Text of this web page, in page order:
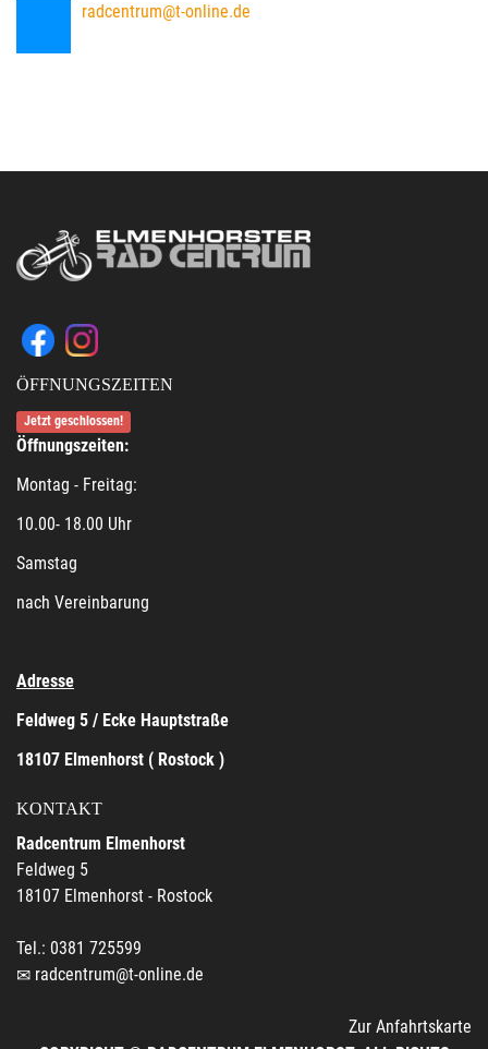
radcentrum@t-online.de
ÖFFNUNGSZEITEN
Jetzt geschlossen!
Öffnungszeiten:
Montag - Freitag:
10.00- 18.00 Uhr
Samstag
nach Vereinbarung
Adresse
Feldweg 5 / Ecke Hauptstraße
18107 Elmenhorst ( Rostock )
KONTAKT
Radcentrum Elmenhorst
Feldweg 5
18107 Elmenhorst - Rostock
Tel.: 0381 725599
radcentrum@t-online.de
Zur Anfahrtskarte